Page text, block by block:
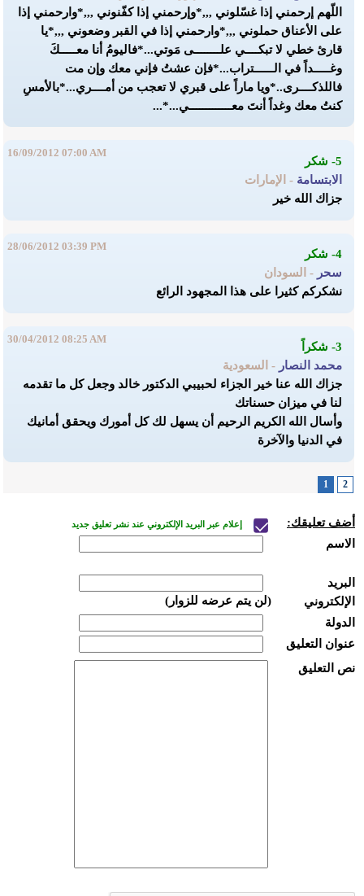
اللّهم إرحمني إذا غسّلوني ,,,*وإرحمني إذا كفّنوني ,,,*وارحمني إذا
على الأعناق حملوني ,,,*وارحمني إذا في القبر وضعوني ,,,*يا
قارئ خطي لا تبكــــي علــــــــى مَوتي...*فاليومُ أنا معـــــكَ
وغـــــداً في الــــــتراب...*فإن عشتُ فإني معك وإن مت
فاللذكــــرى..*ويا ماراً على قبري لا تعجب من أمــــري...*بالأمسِ
كنتُ معك وغداً أنتَ معـــــــــــــي...*...
5- شكر
الابتسامة - الإمارات
16/09/2012 07:00 AM
جزاك الله خير
4- شكر
سحر - السودان
28/06/2012 03:39 PM
نشكركم كثيرا على هذا المجهود الرائع
3- شكراً
محمد النصار - السعودية
30/04/2012 08:25 AM
جزاك الله عنا خير الجزاء لحبيبي الدكتور خالد وجعل كل ما تقدمه
لنا في ميزان حسناتك
وأسال الله الكريم الرحيم أن يسهل لك كل أمورك ويحقق أمانيك
في الدنيا والآخرة
1 2
أضف تعليقك: إعلام عبر البريد الإلكتروني عند نشر تعليق جديد
الاسم
البريد
الإلكتروني
(لن يتم عرضه للزوار)
الدولة
عنوان التعليق
نص التعليق